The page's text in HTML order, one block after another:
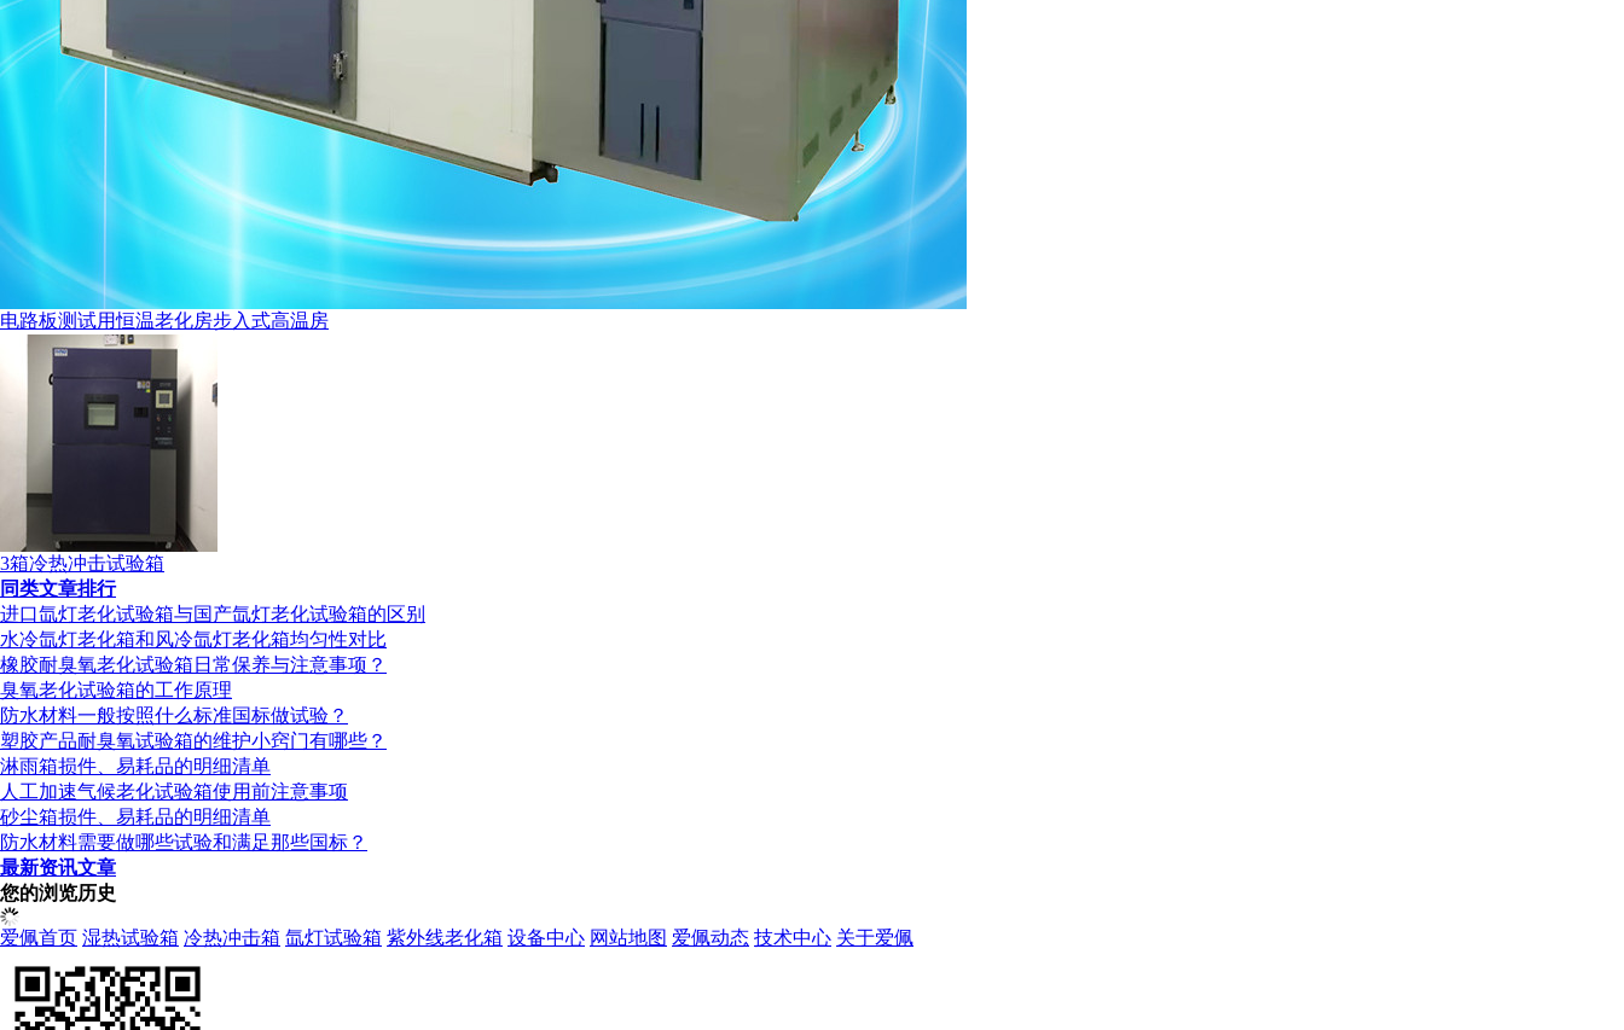
电路板测试用恒温老化房步入式高温房
3箱冷热冲击试验箱
同类文章排行
进口氙灯老化试验箱与国产氙灯老化试验箱的区别
水冷氙灯老化箱和风冷氙灯老化箱均匀性对比
橡胶耐臭氧老化试验箱日常保养与注意事项？
臭氧老化试验箱的工作原理
防水材料一般按照什么标准国标做试验？
塑胶产品耐臭氧试验箱的维护小窍门有哪些？
淋雨箱损件、易耗品的明细清单
人工加速气候老化试验箱使用前注意事项
砂尘箱损件、易耗品的明细清单
防水材料需要做哪些试验和满足那些国标？
最新资讯文章
您的浏览历史
爱佩首页 湿热试验箱 冷热冲击箱 氙灯试验箱 紫外线老化箱 设备中心 网站地图 爱佩动态 技术中心 关于爱佩